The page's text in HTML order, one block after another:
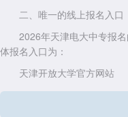
二、唯一的线上报名入口
2026年天津电大中专报名
体报名入口为：
天津开放大学官方网站
进入官网后，在招生简章